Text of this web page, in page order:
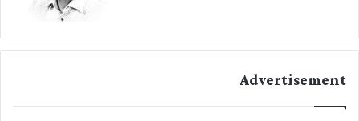
Advertisement